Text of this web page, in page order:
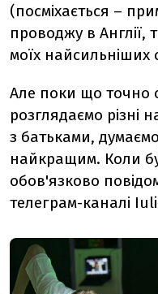
(посміхається –
проводжу в Англії,
моїх найсильніших
Але поки що точно
розглядаємо різні
з батьками,
найкращим. Коли
обов'язково
телеграм-каналі